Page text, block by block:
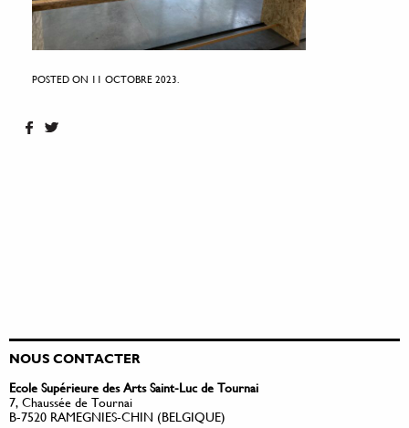
POSTED ON 11 OCTOBRE 2023.
NOUS CONTACTER
Ecole Supérieure des Arts Saint-Luc de Tournai
7, Chaussée de Tournai
B-7520 RAMEGNIES-CHIN (BELGIQUE)